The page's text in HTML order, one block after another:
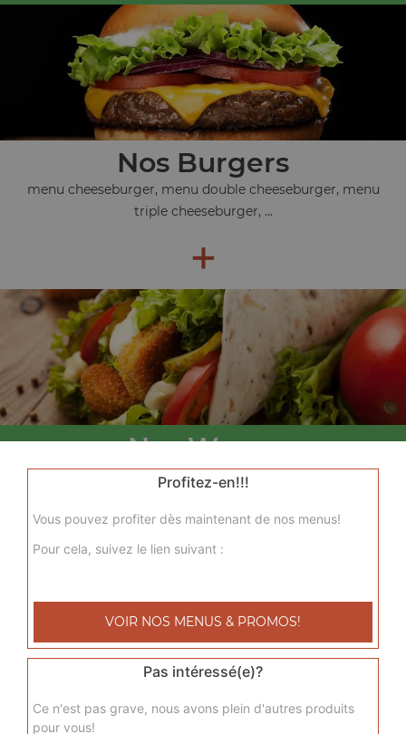
Nos Burgers
menu cheeseburger, menu double cheeseburger, menu
triple cheeseburger, ...
+
Nos Wraps
menu wrap tenders, menu wrap tenders steak
+
Nos Tacos
Profitez-en!!!
Vous pouvez profiter dès maintenant de nos menus!
Pour cela, suivez le lien suivant :
VOIR NOS MENUS & PROMOS!
Pas intéressé(e)?
Ce n'est pas grave, nous avons plein d'autres produits
pour vous!